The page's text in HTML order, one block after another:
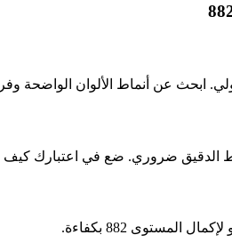
المستوى 882 بكفاءة.